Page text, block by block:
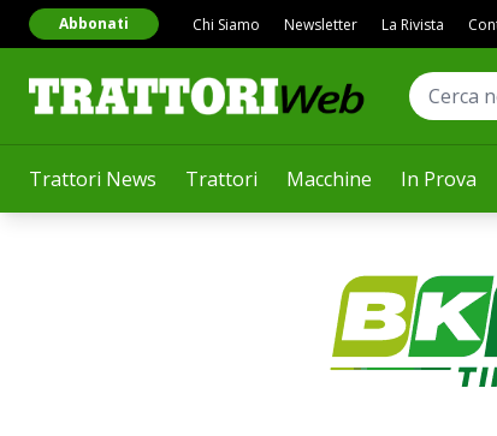
Trattori News Trattori Macchine In Prova
Abbonati Chi Siamo Newsletter La Rivista